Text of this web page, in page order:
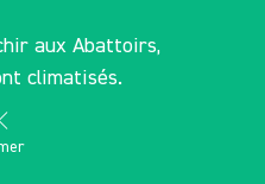
aux Abattoirs,
climatisés.
Toulouse
FR